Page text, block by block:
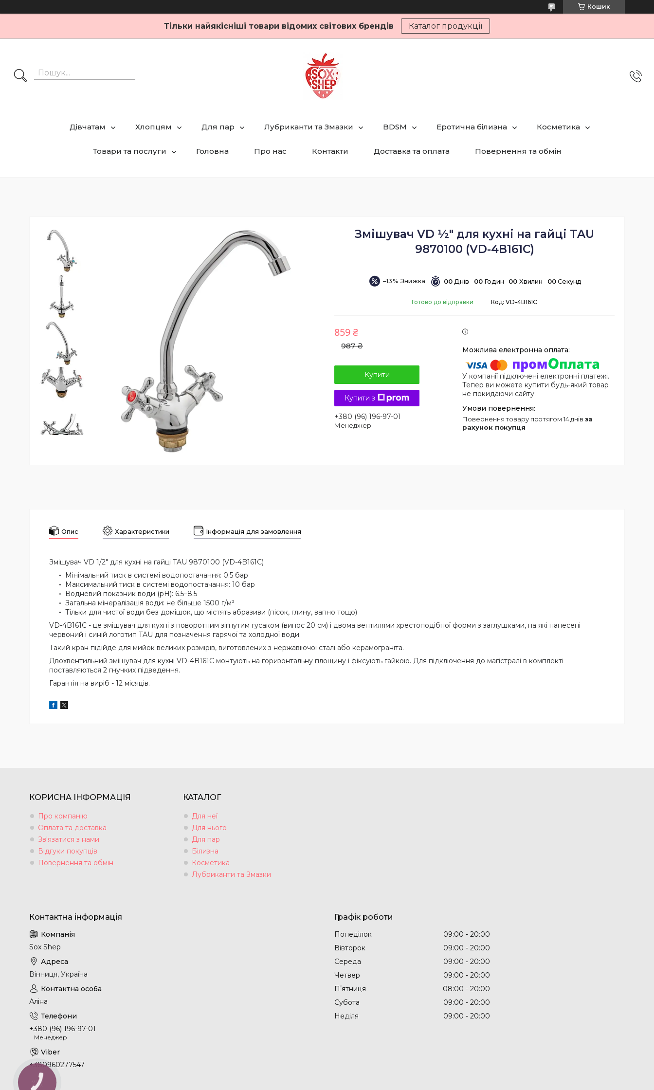
Кошик
Тільки найякісніші товари відомих світових брендів Каталог продукції
Дівчатам Хлопцям Для пар Лубриканти та Змазки BDSM Еротична білизна Косметика
Товари та послуги Головна Про нас Контакти Доставка та оплата Повернення та обмін
Змішувач VD ½" для кухні на гайці TAU
9870100 (VD-4B161C)
–13% 00 Днів 00 Годин 00 Хвилин 00 Секунд
Готово до відправки Код: VD-4B161C
987 ₴
859 ₴
Купити
Купити з
+380 (96) 196-97-01
Менеджер
У компанії підключені електронні платежі.
Тепер ви можете купити будь-який товар
не покидаючи сайту.
повернення товару протягом 14 днів за
рахунок покупця
Опис Характеристики Інформація для замовлення
Змішувач VD 1/2" для кухні на гайці TAU 9870100 (VD-4B161C)
Мінімальний тиск в системі водопостачання: 0.5 бар
Максимальний тиск в системі водопостачання: 10 бар
Водневий показник води (pH): 6.5–8.5
Загальна мінералізація води: не більше 1500 г/м³
Тільки для чистої води без домішок, що містять абразиви (пісок, глину, вапно тощо)
VD-4B161C - це змішувач для кухні з поворотним зігнутим гусаком (винос 20 см) і двома вентилями хрестоподібної форми з заглушками, на які нанесені
червоний і синій логотип TAU для позначення гарячої та холодної води.
Такий кран підійде для мийок великих розмірів, виготовлених з нержавіючої сталі або керамограніта.
Двохвентильний змішувач для кухні VD-4B161C монтують на горизонтальну площину і фіксують гайкою. Для підключення до магістралі в комплекті
поставляються 2 гнучких підведення.
Гарантія на виріб - 12 місяців.
КОРИСНА ІНФОРМАЦІЯ
Про компанію
Оплата та доставка
Зв'язатися з нами
Відгуки покупців
Повернення та обмін
КАТАЛОГ
Для неї
Для нього
Для пар
Білизна
Косметика
Лубриканти та Змазки
Sox Shep
Вінниця, Україна
Аліна
+380 (96) 196-97-01
Менеджер
+380960277547
Графік роботи
Понеділок 09:00
20:00
Вівторок
09:00
20:00
Середа
09:00
20:00
Четвер
09:00
20:00
Пʼятниця
08:00
20:00
Субота
09:00
20:00
Неділя
09:00 20:00
КНОПКА
ЗВ'ЯЗКУ